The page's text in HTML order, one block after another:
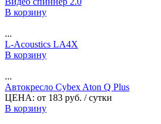
В корзину
...
L-Acoustics LA4X
В корзину
...
Автокресло Cybex Aton Q Plus
ЦЕНА: от 183 руб. / сутки
В корзину